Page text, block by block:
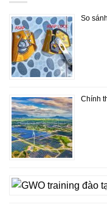
So
Chính